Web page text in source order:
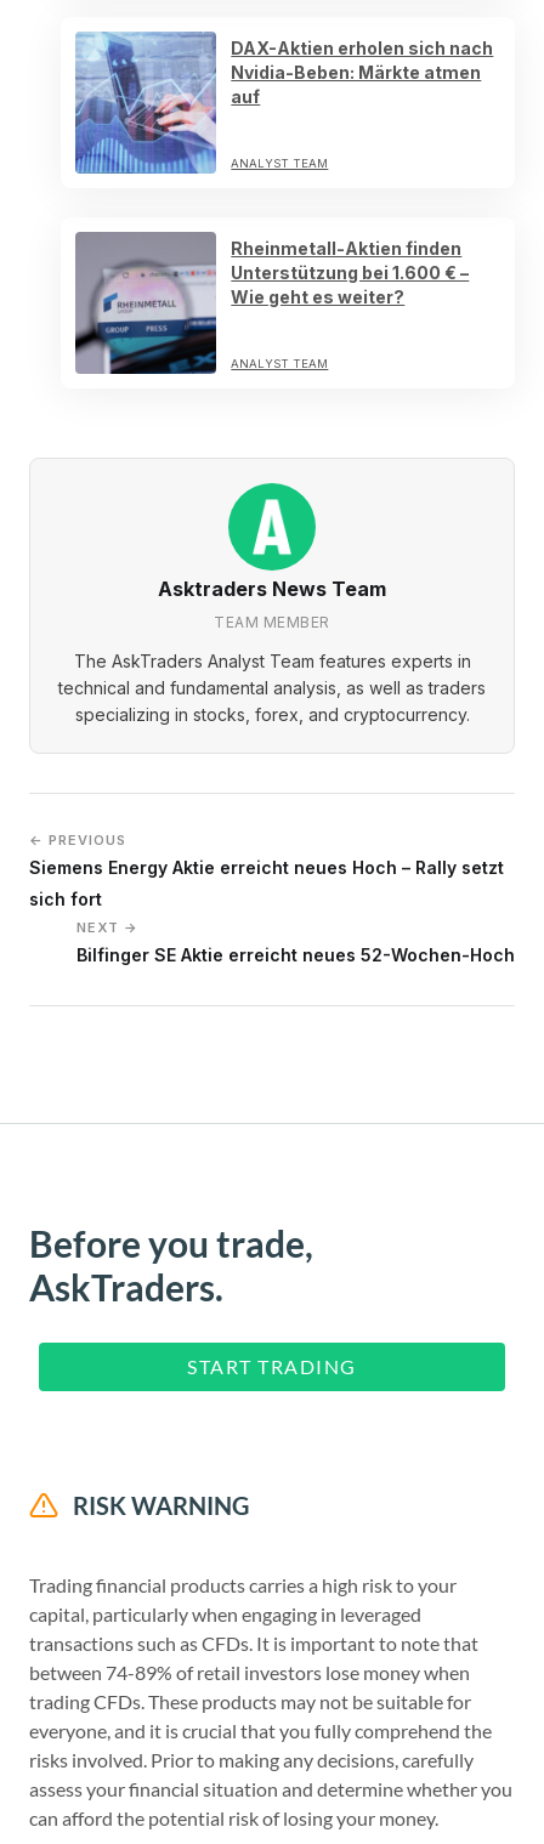
DAX-Aktien erholen sich nach
Nvidia-Beben: Märkte atmen
auf
ANALYST TEAM
Rheinmetall-Aktien finden
Unterstützung bei 1.600 € –
Wie geht es weiter?
ANALYST TEAM
Asktraders News Team
TEAM MEMBER
The AskTraders Analyst Team features experts in
technical and fundamental analysis, as well as traders
specializing in stocks, forex, and cryptocurrency.
← PREVIOUS
Siemens Energy Aktie erreicht neues Hoch – Rally setzt
sich fort
NEXT →
Bilfinger SE Aktie erreicht neues 52-Wochen-Hoch
Before you trade,
AskTraders.
START TRADING
RISK WARNING
Trading financial products carries a high risk to your
capital, particularly when engaging in leveraged
transactions such as CFDs. It is important to note that
between 74-89% of retail investors lose money when
trading CFDs. These products may not be suitable for
everyone, and it is crucial that you fully comprehend the
risks involved. Prior to making any decisions, carefully
assess your financial situation and determine whether you
can afford the potential risk of losing your money.